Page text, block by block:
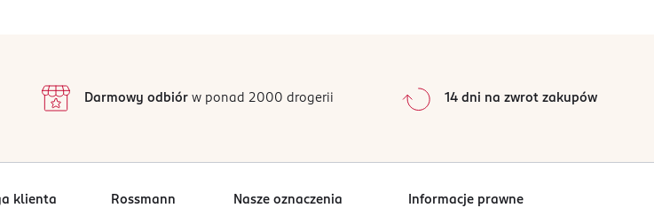
Darmowy odbiórw ponad 2000 drogerii 14 dni na zwrot zakupów
klienta Rossmann Nasze oznaczenia Informacje prawne